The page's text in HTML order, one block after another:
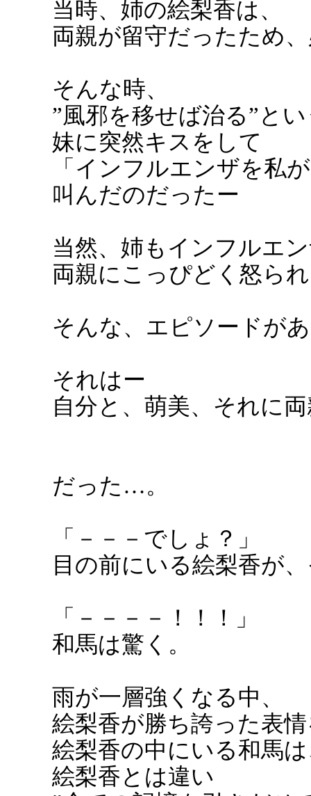
当時、姉の絵梨香は、
両親が留守だったため
そんな時、
”風邪を移せば治る”と
妹に突然キスをして
「インフルエンザを私
叫んだのだったー
当然、姉もインフルエ
両親にこっぴどく怒ら
そんな、エピソードが
それはー
自分と、萌美、それに
だった…。
「－－－でしょ？」
目の前にいる絵梨香が
「－－－－！！！」
和馬は驚く。
雨が一層強くなる中、
絵梨香が勝ち誇った表
絵梨香の中にいる和馬
絵梨香とは違い